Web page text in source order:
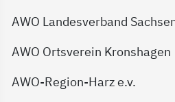
AWO Landesverband
AWO Ortsverein Kronshagen
AWO-Region-Harz e.v.